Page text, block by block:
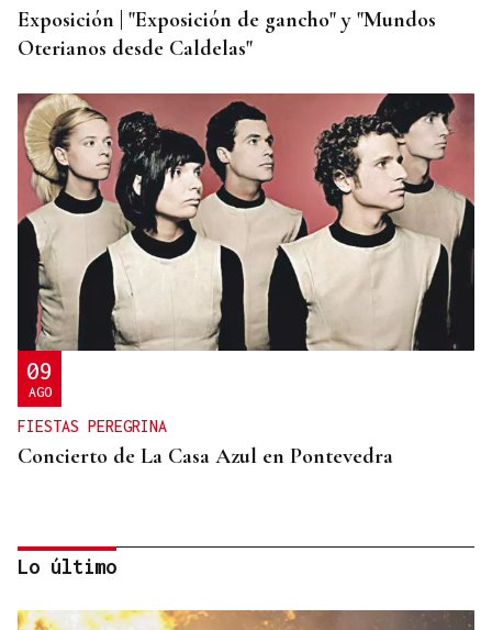
Exposición | "Exposición de gancho" y "Mundos
Oterianos desde Caldelas"
09
AGO
FIESTAS PEREGRINA
Concierto de La Casa Azul en Pontevedra
Lo último